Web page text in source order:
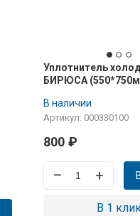
Уплотнитель
БИРЮСА
В наличии
Артикул: 000330100
800 ₽
– +
В 1